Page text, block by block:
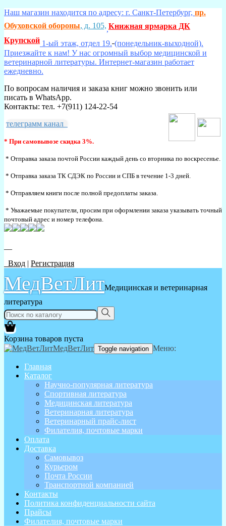
Наш магазин находится по адресу: г. Санкт-Петербург, пр.
Обуховской обороны, д. 105,,Книжная ярмарка ДК
Крупской 1-ый этаж, отдел 19. (понедельник-выходной).
Приезжайте к нам! У нас огромный выбор медицинской и
ветеринарной литературы. Интернет-магазин работает
ежедневно.
По вопросам наличия и заказа книг можно звонить или
писать в WhatsApp.
Контакты: тел. +7(911) 124-22-54
телеграмм канал
* При самовывозе скидка 3%.
* Отправка заказа почтой России каждый день со вторника по воскресенье.
* Отправка заказа ТК СДЭК по России и СПБ в течение 1-3 дней.
* Отправляем книги после полной предоплаты заказа.
* Уважаемые покупатели, просим при оформлении заказа указывать точный
почтовый адрес и номер телефона.
Вход | Регистрация
МедВетЛитМедицинская и ветеринарная
литература
Корзина товаров пуста
МедВетЛит Toggle navigation Меню:
Главная
Каталог
Научно-популярная литература
Спортивная литература
Медицинская литература
Ветеринарная литература
Ветеринарный прайс-лист
Филателия, почтовые марки
Оплата
Доставка
Самовывоз
Курьером
Почта России
Транспортной компанией
Контакты
Политика конфиденциальности сайта
Прайсы
Филателия, почтовые марки